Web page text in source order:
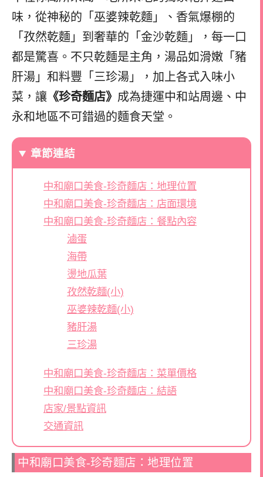
味，從神秘的「巫婆辣乾麵」、香氣爆棚的
「孜然乾麵」到奢華的「金沙乾麵」，每一口
都是驚喜。不只乾麵是主角，湯品如滑嫩「豬
肝湯」和料豐「三珍湯」，加上各式入味小
菜，讓 《珍奇麵店》 成為捷運中和站周邊、中
永和地區不可錯過的麵食天堂。
章節連結
中和廟口美食-珍奇麵店：地理位置
中和廟口美食-珍奇麵店：店面環境
中和廟口美食-珍奇麵店：餐點內容
滷蛋
海帶
燙地瓜葉
孜然乾麵(小)
巫婆辣乾麵(小)
豬肝湯
三珍湯
中和廟口美食-珍奇麵店：菜單價格
中和廟口美食-珍奇麵店：結語
店家/景點資訊
交通資訊
中和廟口美食-珍奇麵店：地理位置